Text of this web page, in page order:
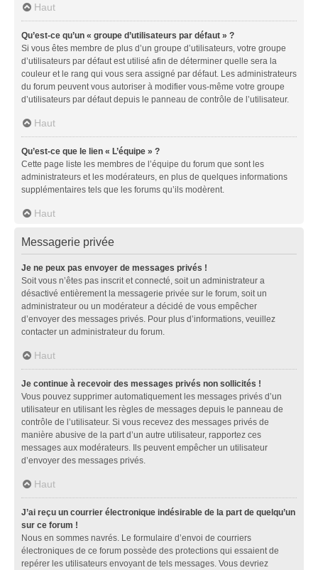
Haut
Qu’est-ce qu’un « groupe d’utilisateurs par défaut » ?
Si vous êtes membre de plus d’un groupe d’utilisateurs, votre groupe
d’utilisateurs par défaut est utilisé afin de déterminer quelle sera la
couleur et le rang qui vous sera assigné par défaut. Les administrateurs
du forum peuvent vous autoriser à modifier vous-même votre groupe
d’utilisateurs par défaut depuis le panneau de contrôle de l’utilisateur.
Haut
Qu’est-ce que le lien « L’équipe » ?
Cette page liste les membres de l’équipe du forum que sont les
administrateurs et les modérateurs, en plus de quelques informations
supplémentaires tels que les forums qu’ils modèrent.
Haut
Messagerie privée
Je ne peux pas envoyer de messages privés !
Soit vous n’êtes pas inscrit et connecté, soit un administrateur a
désactivé entièrement la messagerie privée sur le forum, soit un
administrateur ou un modérateur a décidé de vous empêcher
d’envoyer des messages privés. Pour plus d’informations, veuillez
contacter un administrateur du forum.
Haut
Je continue à recevoir des messages privés non sollicités !
Vous pouvez supprimer automatiquement les messages privés d’un
utilisateur en utilisant les règles de messages depuis le panneau de
contrôle de l’utilisateur. Si vous recevez des messages privés de
manière abusive de la part d’un autre utilisateur, rapportez ces
messages aux modérateurs. Ils peuvent empêcher un utilisateur
d’envoyer des messages privés.
Haut
J’ai reçu un courrier électronique indésirable de la part de quelqu’un
sur ce forum !
Nous en sommes navrés. Le formulaire d’envoi de courriers
électroniques de ce forum possède des protections qui essaient de
repérer les utilisateurs envoyant de tels messages. Vous devriez